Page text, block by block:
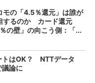
モの「4.5％還元」は誰が
するのか カード還元
％の壁」の向こう側：「...
トはOK？ NTTデータ
論に